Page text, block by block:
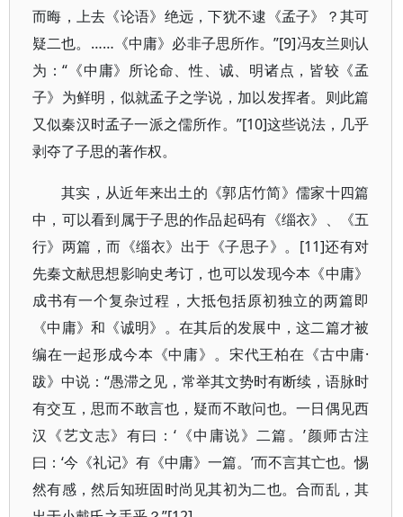
而晦，上去《论语》绝远，下犹不逮《孟子》？其可
疑二也。……《中庸》必非子思所作。”[9]冯友兰则认
为：“《中庸》所论命、性、诚、明诸点，皆较《孟
子》为鲜明，似就孟子之学说，加以发挥者。则此篇
又似秦汉时孟子一派之儒所作。”[10]这些说法，几乎
剥夺了子思的著作权。
其实，从近年来出土的《郭店竹简》儒家十四篇
中，可以看到属于子思的作品起码有《缁衣》、《五
行》两篇，而《缁衣》出于《子思子》。[11]还有对
先秦文献思想影响史考订，也可以发现今本《中庸》
成书有一个复杂过程，大抵包括原初独立的两篇即
《中庸》和《诚明》。在其后的发展中，这二篇才被
编在一起形成今本《中庸》。宋代王柏在《古中庸·
跋》中说：“愚滞之见，常举其文势时有断续，语脉时
有交互，思而不敢言也，疑而不敢问也。一日偶见西
汉《艺文志》有曰：‘《中庸说》二篇。’颜师古注
曰：‘今《礼记》有《中庸》一篇。’而不言其亡也。惕
然有感，然后知班固时尚见其初为二也。合而乱，其